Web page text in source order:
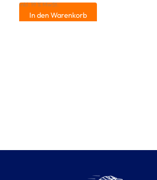
inkl. 19 % MwSt.
In den Warenkorb